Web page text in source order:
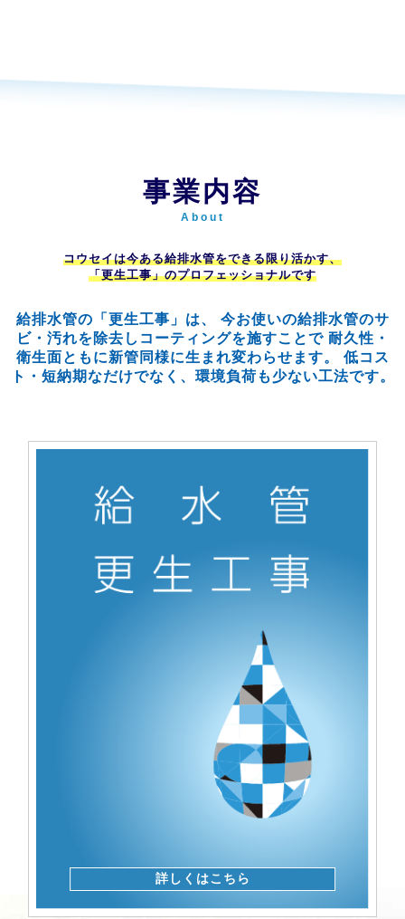
事業内容
About
コウセイは今ある給排水管をできる限り活かす、
「更生工事」のプロフェッショナルです
給排水管の「更生工事」は、
今お使いの給排水管のサ
ビ・汚れを除去しコーティングを施すことで 耐久性・
衛生面ともに新管同様に生まれ変わらせます。 低コス
ト・短納期なだけでなく、環境負荷も少ない工法です。
詳しくはこちら